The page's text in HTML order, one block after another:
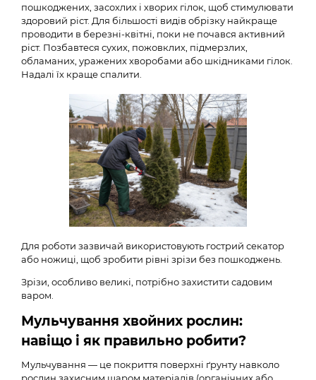
пошкоджених, засохлих і хворих гілок, щоб стимулювати
здоровий ріст. Для більшості видів обрізку найкраще
проводити в березні-квітні, поки не почався активний
ріст. Позбавтеся сухих, пожовклих, підмерзлих,
обламаних, уражених хворобами або шкідниками гілок.
Надалі їх краще спалити.
Для роботи зазвичай використовують гострий секатор
або ножиці, щоб зробити рівні зрізи без пошкоджень.
Зрізи, особливо великі, потрібно захистити садовим
варом.
Мульчування хвойних рослин:
навіщо і як правильно робити?
Мульчування — це покриття поверхні ґрунту навколо